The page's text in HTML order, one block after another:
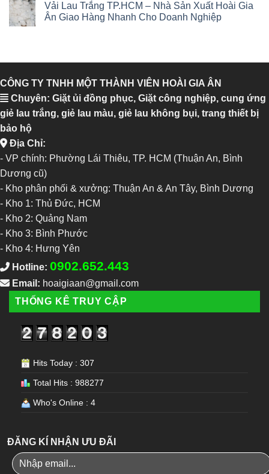
Vải Lau Trắng TP.HCM – Nhà Sản Xuất Hoài Gia
Ân Giao Hàng Nhanh Cho Doanh Nghiệp
CÔNG TY TNHH MỘT THÀNH VIÊN HOÀI GIA ÂN
Chuyên: Giặt ủi đồng phục, Giặt công nghiệp, cung ứng
giẻ lau trắng, giẻ lau màu, giẻ lau không bụi, trang thiết bị
bảo hộ
Địa Chỉ:
- VP chính: Phường Lái Thiêu, TP. HCM (Thuận An, Bình
Dương cũ)
- Kho phân phối & xưởng: Thuận An & An Tây, Bình Dương
- Kho 1: Thủ Đức, HCM
- Kho 2: Quảng Nam
- Kho 3: Bình Phước
- Kho 4: Hưng Yên
Hotline: 0902.652.443
Email: hoaigiaan@gmail.com
THỐNG KÊ TRUY CẬP
Hits Today : 307
Total Hits : 988277
Who's Online : 4
ĐĂNG KÍ NHẬN ƯU ĐÃI